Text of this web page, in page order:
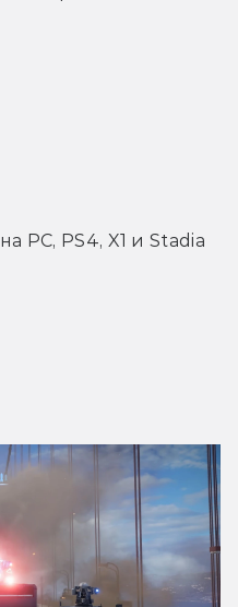
PC, PS4, X1 и Stadia